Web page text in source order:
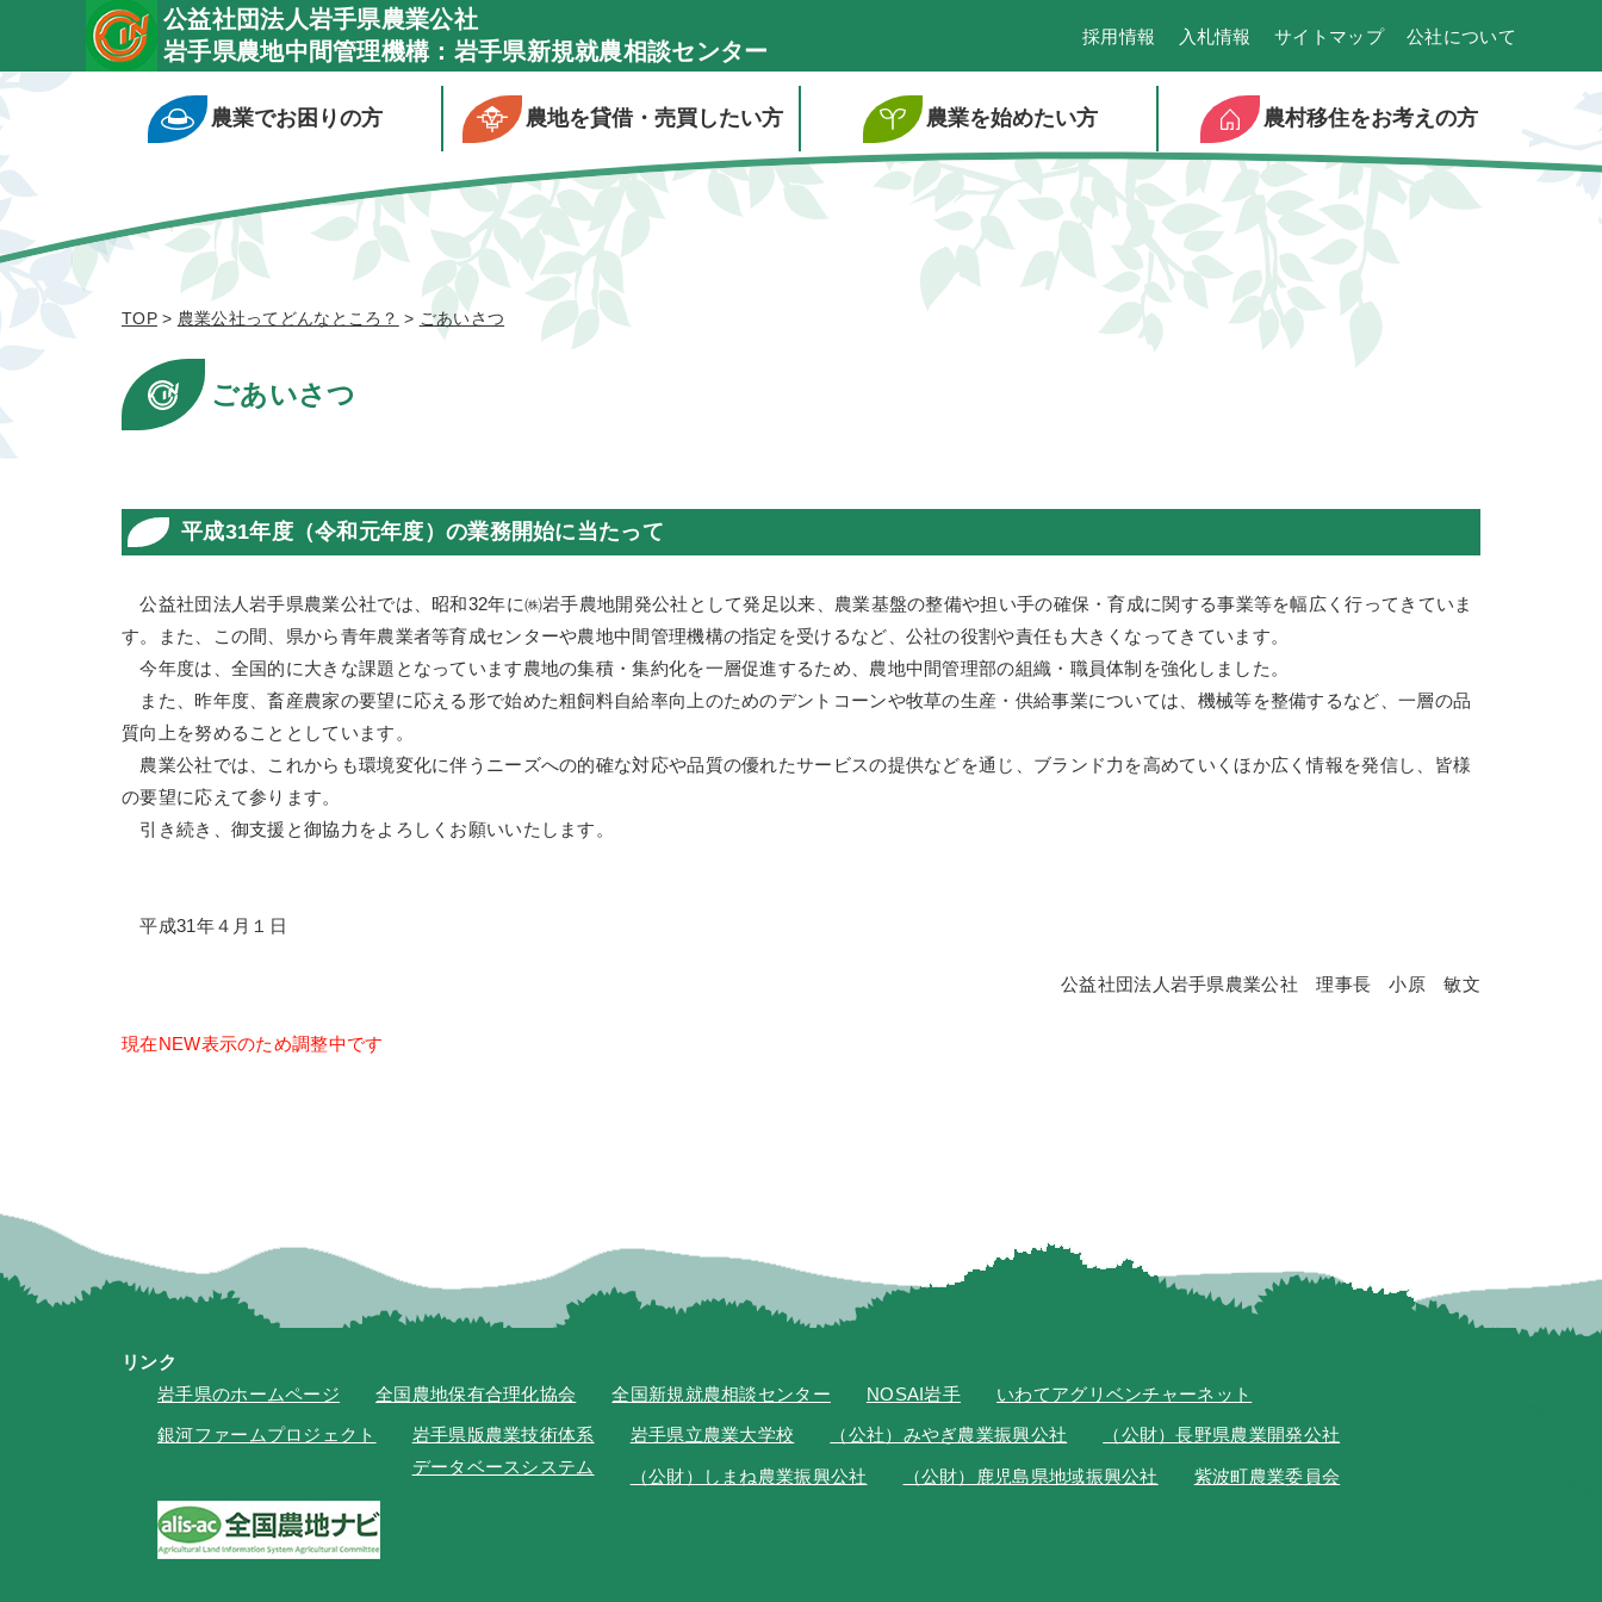
公益社団法人岩手県農業公社
岩手県農地中間管理機構：岩手県新規就農相談センター
採用情報 入札情報 サイトマップ 公社について
農業でお困りの方 農地を貸借・売買したい方 農業を始めたい方 農村移住をお考えの方
TOP> 農業公社ってどんなところ？ > ごあいさつ
ごあいさつ
平成31年度（令和元年度）の業務開始に当たって
公益社団法人岩手県農業公社では、昭和32年に㈱岩手農地開発公社として発足以来、農業基盤の整備や担い手の確保・育成に関する事業等を幅広く行ってきていま
す。また、この間、県から青年農業者等育成センターや農地中間管理機構の指定を受けるなど、公社の役割や責任も大きくなってきています。
今年度は、全国的に大きな課題となっています農地の集積・集約化を一層促進するため、農地中間管理部の組織・職員体制を強化しました。
また、昨年度、畜産農家の要望に応える形で始めた粗飼料自給率向上のためのデントコーンや牧草の生産・供給事業については、機械等を整備するなど、一層の品
質向上を努めることとしています。
農業公社では、これからも環境変化に伴うニーズへの的確な対応や品質の優れたサービスの提供などを通じ、ブランド力を高めていくほか広く情報を発信し、皆様
の要望に応えて参ります。
引き続き、御支援と御協力をよろしくお願いいたします。
平成31年４月１日
公益社団法人岩手県農業公社 理事長 小原 敏文
現在NEW表示のため調整中です
リンク
岩手県のホームページ
全国農地保有合理化協会 全国新規就農相談センター NOSAI岩手 いわてアグリベンチャーネット
銀河ファームプロジェクト
岩手県版農業技術体系
データベースシステム
岩手県立農業大学校 （公社）みやぎ農業振興公社 （公財）長野県農業開発公社
（公財）しまね農業振興公社 （公財）鹿児島県地域振興公社 紫波町農業委員会